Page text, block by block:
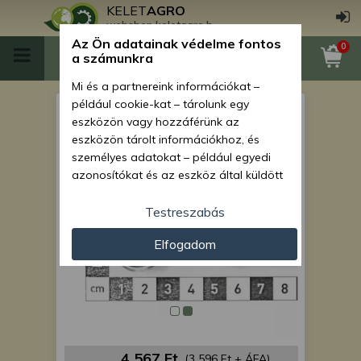
KELETAGRO
webshop.keletagro.hu
0
MTZ üzemanyag cső, 100 cm-
es (hidr.tömlőből)
Az Ön adatainak védelme fontos
a számunkra
Mi és a partnereink információkat –
például cookie-kat – tárolunk egy
eszközön vagy hozzáférünk az
eszközön tárolt információkhoz, és
személyes adatokat – például egyedi
azonosítókat és az eszköz által küldött
személyre szabott hirdetések és
tartalom nyújtásához, hirdetés- és
tartalomméréshez, nézettségi adatok
gyűjtéséhez, valamint termékek
kifejlesztéséhez és a termékek
javításához. Az Ön engedélyével mi és a
partnereink eszközleolvasásos
adatokat és azonosítási információkat
Testreszabás
Elfogadom